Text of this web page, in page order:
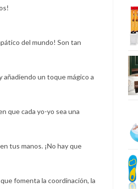
del mundo! Son tan
añadiendo un toque mágico a
que cada yo-yo sea una
tus manos. ¡No hay que
fomenta la coordinación, la